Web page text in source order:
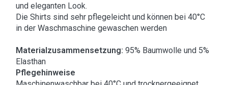
und eleganten Look.
Die Shirts sind sehr pflegeleicht und können bei 40°C
in der Waschmaschine gewaschen werden
Materialzusammensetzung: 95% Baumwolle und 5%
Elasthan
Pflegehinweise